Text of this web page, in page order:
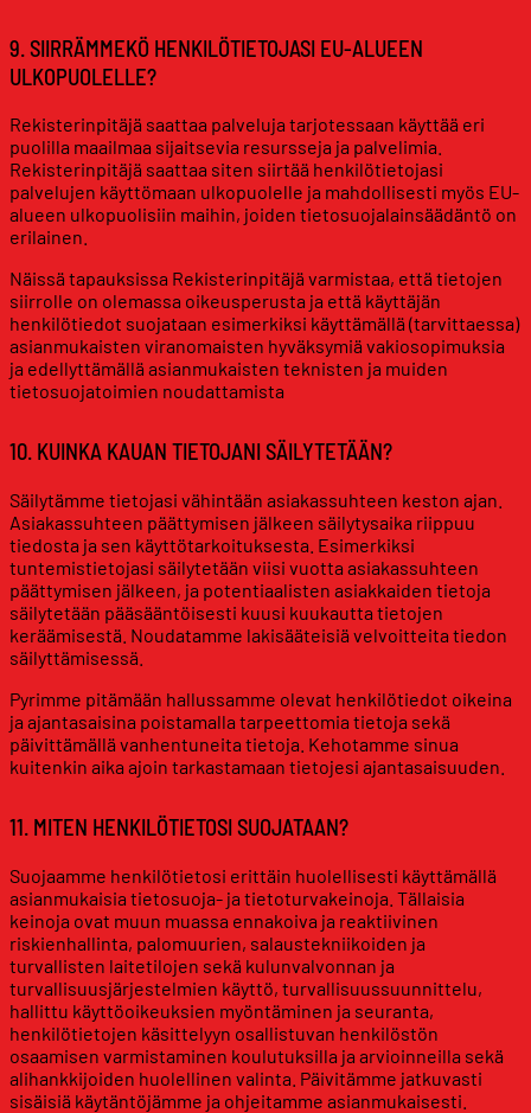
9. SIIRRÄMMEKÖ HENKILÖTIETOJASI EU-ALUEEN
ULKOPUOLELLE?
Rekisterinpitäjä saattaa palveluja tarjotessaan käyttää eri
puolilla maailmaa sijaitsevia resursseja ja palvelimia.
Rekisterinpitäjä saattaa siten siirtää henkilötietojasi
palvelujen käyttömaan ulkopuolelle ja mahdollisesti myös EU-
alueen ulkopuolisiin maihin, joiden tietosuojalainsäädäntö on
erilainen.
Näissä tapauksissa Rekisterinpitäjä varmistaa, että tietojen
siirrolle on olemassa oikeusperusta ja että käyttäjän
henkilötiedot suojataan esimerkiksi käyttämällä (tarvittaessa)
asianmukaisten viranomaisten hyväksymiä vakiosopimuksia
ja edellyttämällä asianmukaisten teknisten ja muiden
tietosuojatoimien noudattamista
10. KUINKA KAUAN TIETOJANI SÄILYTETÄÄN?
Säilytämme tietojasi vähintään asiakassuhteen keston ajan.
Asiakassuhteen päättymisen jälkeen säilytysaika riippuu
tiedosta ja sen käyttötarkoituksesta. Esimerkiksi
tuntemistietojasi säilytetään viisi vuotta asiakassuhteen
päättymisen jälkeen, ja potentiaalisten asiakkaiden tietoja
säilytetään pääsääntöisesti kuusi kuukautta tietojen
keräämisestä. Noudatamme lakisääteisiä velvoitteita tiedon
säilyttämisessä.
Pyrimme pitämään hallussamme olevat henkilötiedot oikeina
ja ajantasaisina poistamalla tarpeettomia tietoja sekä
päivittämällä vanhentuneita tietoja. Kehotamme sinua
kuitenkin aika ajoin tarkastamaan tietojesi ajantasaisuuden.
11. MITEN HENKILÖTIETOSI SUOJATAAN?
Suojaamme henkilötietosi erittäin huolellisesti käyttämällä
asianmukaisia tietosuoja- ja tietoturvakeinoja. Tällaisia
keinoja ovat muun muassa ennakoiva ja reaktiivinen
riskienhallinta, palomuurien, salaustekniikoiden ja
turvallisten laitetilojen sekä kulunvalvonnan ja
turvallisuusjärjestelmien käyttö, turvallisuussuunnittelu,
hallittu käyttöoikeuksien myöntäminen ja seuranta,
henkilötietojen käsittelyyn osallistuvan henkilöstön
osaamisen varmistaminen koulutuksilla ja arvioinneilla sekä
alihankkijoiden huolellinen valinta. Päivitämme jatkuvasti
sisäisiä käytäntöjämme ja ohjeitamme asianmukaisesti.